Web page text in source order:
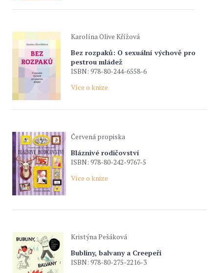
Karolína Olive Křížová
Bez rozpaků: O sexuální výchově pro
pestrou mládež
ISBN: 978-80-244-6558-6
Více o knize
Červená propiska
Bláznivé rodičovství
ISBN: 978-80-242-9767-5
Více o knize
Kristýna Pešáková
Bubliny, balvany a Creepeři
ISBN: 978-80-275-2216-3